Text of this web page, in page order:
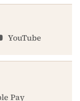
YouTube
Pay